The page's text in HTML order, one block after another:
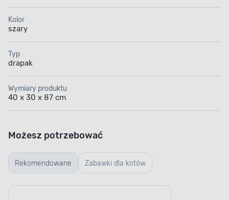
Kolor
szary
Typ
drapak
Wymiary produktu
40 x 30 x 87 cm
Rekomendowane Zabawki dla kotów
Możesz potrzebować